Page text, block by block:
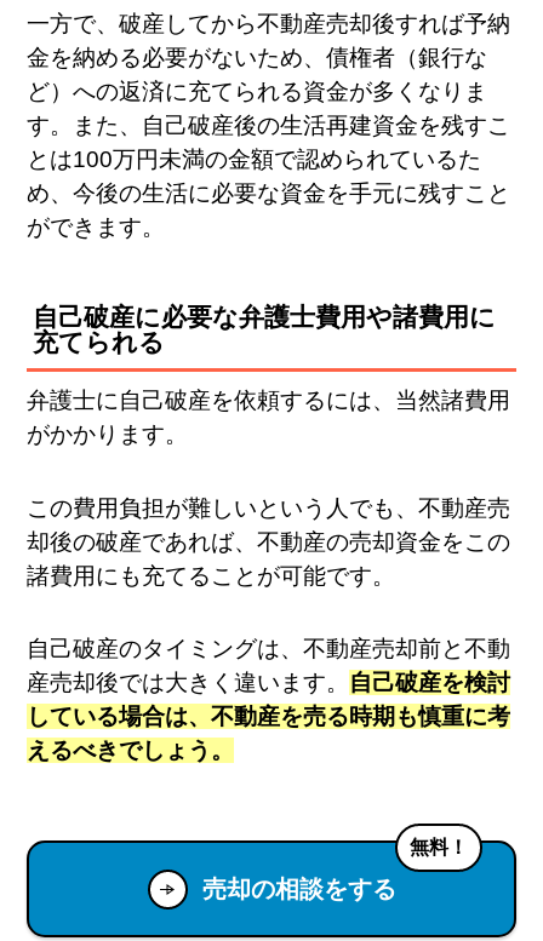
一方で、破産してから不動産売却後すれば予納
金を納める必要がないため、債権者（銀行な
ど）への返済に充てられる資金が多くなりま
す。また、自己破産後の生活再建資金を残すこ
とは100万円未満の金額で認められているた
め、今後の生活に必要な資金を手元に残すこと
ができます。
自己破産に必要な弁護士費用や諸費用に
充てられる
弁護士に自己破産を依頼するには、当然諸費用
がかかります。
この費用負担が難しいという人でも、不動産売
却後の破産であれば、不動産の売却資金をこの
諸費用にも充てることが可能です。
自己破産のタイミングは、不動産売却前と不動
産売却後では大きく違います。 自己破産を検討
している場合は、不動産を売る時期も慎重に考
えるべきでしょう。
売却の相談をする
無料！